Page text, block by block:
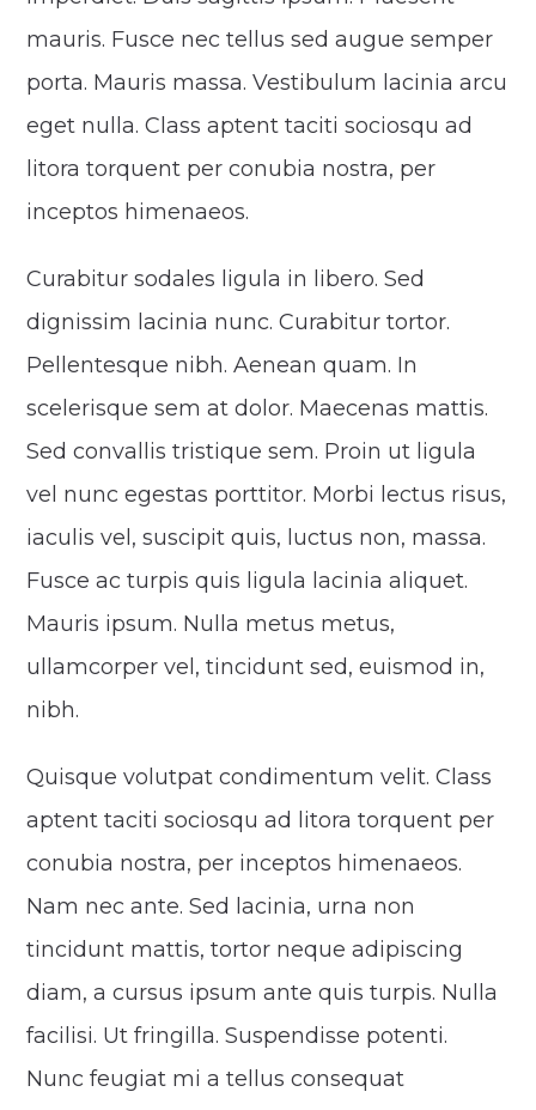
mauris. Fusce nec tellus sed augue semper
porta. Mauris massa. Vestibulum lacinia arcu
eget nulla. Class aptent taciti sociosqu ad
litora torquent per conubia nostra, per
inceptos himenaeos.
Curabitur sodales ligula in libero. Sed
dignissim lacinia nunc. Curabitur tortor.
Pellentesque nibh. Aenean quam. In
scelerisque sem at dolor. Maecenas mattis.
Sed convallis tristique sem. Proin ut ligula
vel nunc egestas porttitor. Morbi lectus risus,
iaculis vel, suscipit quis, luctus non, massa.
Fusce ac turpis quis ligula lacinia aliquet.
Mauris ipsum. Nulla metus metus,
ullamcorper vel, tincidunt sed, euismod in,
nibh.
Quisque volutpat condimentum velit. Class
aptent taciti sociosqu ad litora torquent per
conubia nostra, per inceptos himenaeos.
Nam nec ante. Sed lacinia, urna non
tincidunt mattis, tortor neque adipiscing
diam, a cursus ipsum ante quis turpis. Nulla
facilisi. Ut fringilla. Suspendisse potenti.
Nunc feugiat mi a tellus consequat